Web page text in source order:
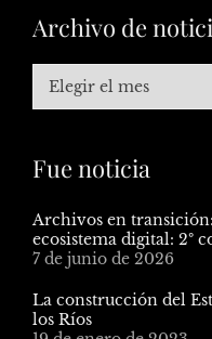
Archivo de
Fue noticia
Archivos en
ecosistema digital: 2º
7 de junio de 2026
La construcción del
los Ríos